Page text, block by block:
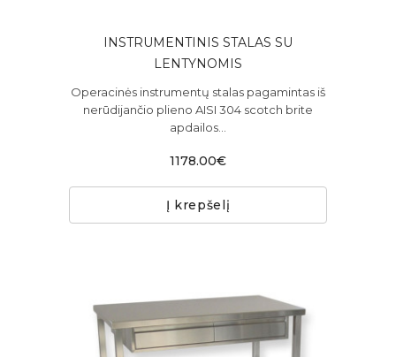
INSTRUMENTINIS STALAS SU
LENTYNOMIS
Operacinės instrumentų stalas pagamintas iš
nerūdijančio plieno AISI 304 scotch brite
apdailos...
1178.00€
Į krepšelį